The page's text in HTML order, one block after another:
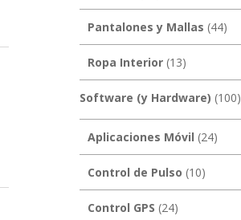
Pantalones y Mallas (44)
Ropa Interior(13)
Software (y Hardware) (100)
Aplicaciones Móvil (24)
Control de Pulso (10)
Control GPS (24)